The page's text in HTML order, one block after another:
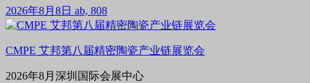
2026年8月8日 ab, 808
CMPE 艾邦第八届精密陶瓷产业链展览会
2026年8月深圳国际会展中心